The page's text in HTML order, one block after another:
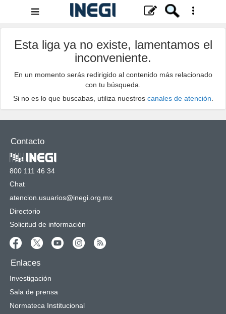
Menú
de
navegación
Esta liga ya no existe, lamentamos el
inconveniente.
En un momento serás redirigido al contenido más relacionado
con tu búsqueda.
Si no es lo que buscabas, utiliza nuestros canales de atención
Contacto
800 111 46 34
Chat
atencion.usuarios@inegi.org.mx
Directorio
Solicitud de información
Enlaces
Investigación
Sala de prensa
Normateca Institucional